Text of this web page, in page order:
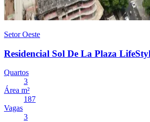
Setor Oeste
Residencial Sol De La Plaza
Quartos
3
Área m²
187
Vagas
3